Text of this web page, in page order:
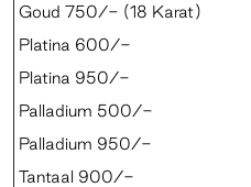
Goud 750/- (18 Karat)
Platina 600/-
Platina 950/-
Palladium 500/-
Palladium 950/-
Tantaal 900/-